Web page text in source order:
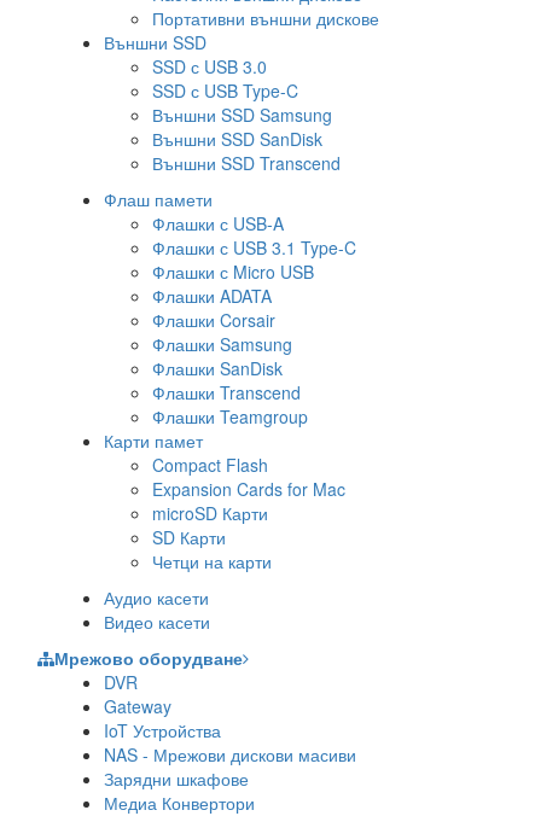
Портативни външни дискове
Външни SSD
SSD с USB 3.0
SSD с USB Type-C
Външни SSD Samsung
Външни SSD SanDisk
Външни SSD Transcend
Флаш памети
Флашки с USB-A
Флашки с USB 3.1 Type-C
Флашки с Micro USB
Флашки ADATA
Флашки Corsair
Флашки Samsung
Флашки SanDisk
Флашки Transcend
Флашки Teamgroup
Карти памет
Compact Flash
Expansion Cards for Mac
microSD Карти
SD Карти
Четци на карти
Аудио касети
Видео касети
Мрежово оборудване
DVR
Gateway
IoT Устройства
NAS - Мрежови дискови масиви
Зарядни шкафове
Медиа Конвертори